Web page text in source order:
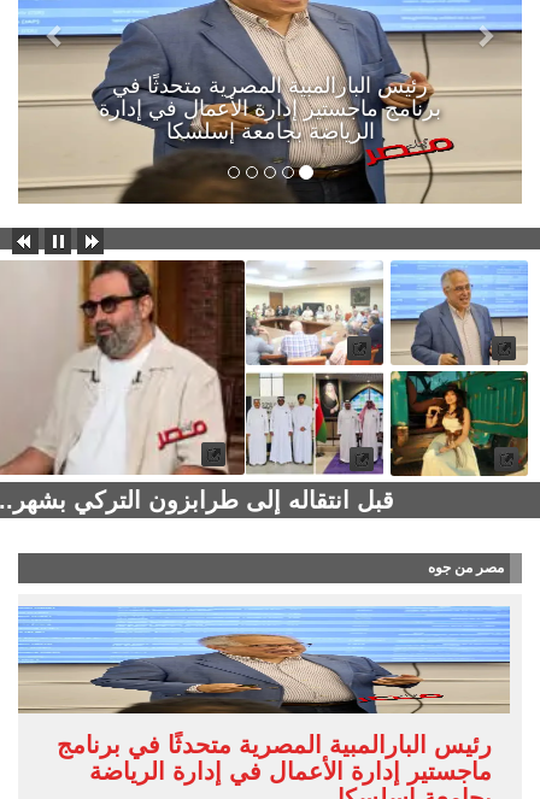
رئيس البارالمبية المصرية متحدثًا في
برنامج ماجستير إدارة الأعمال في إدارة
الرياضة بجامعة إسلسكا
قبل انتقاله إلى طرابزون التركي
مصر من جوه
رئيس البارالمبية المصرية متحدثًا في برنامج
ماجستير إدارة الأعمال في إدارة الرياضة